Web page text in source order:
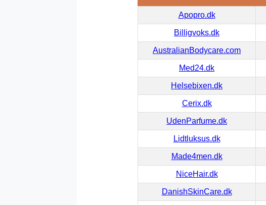
Apopro.dk
Billigvoks.dk
AustralianBodycare.com
Med24.dk
Helsebixen.dk
Cerix.dk
UdenParfume.dk
Lidtluksus.dk
Made4men.dk
NiceHair.dk
DanishSkinCare.dk